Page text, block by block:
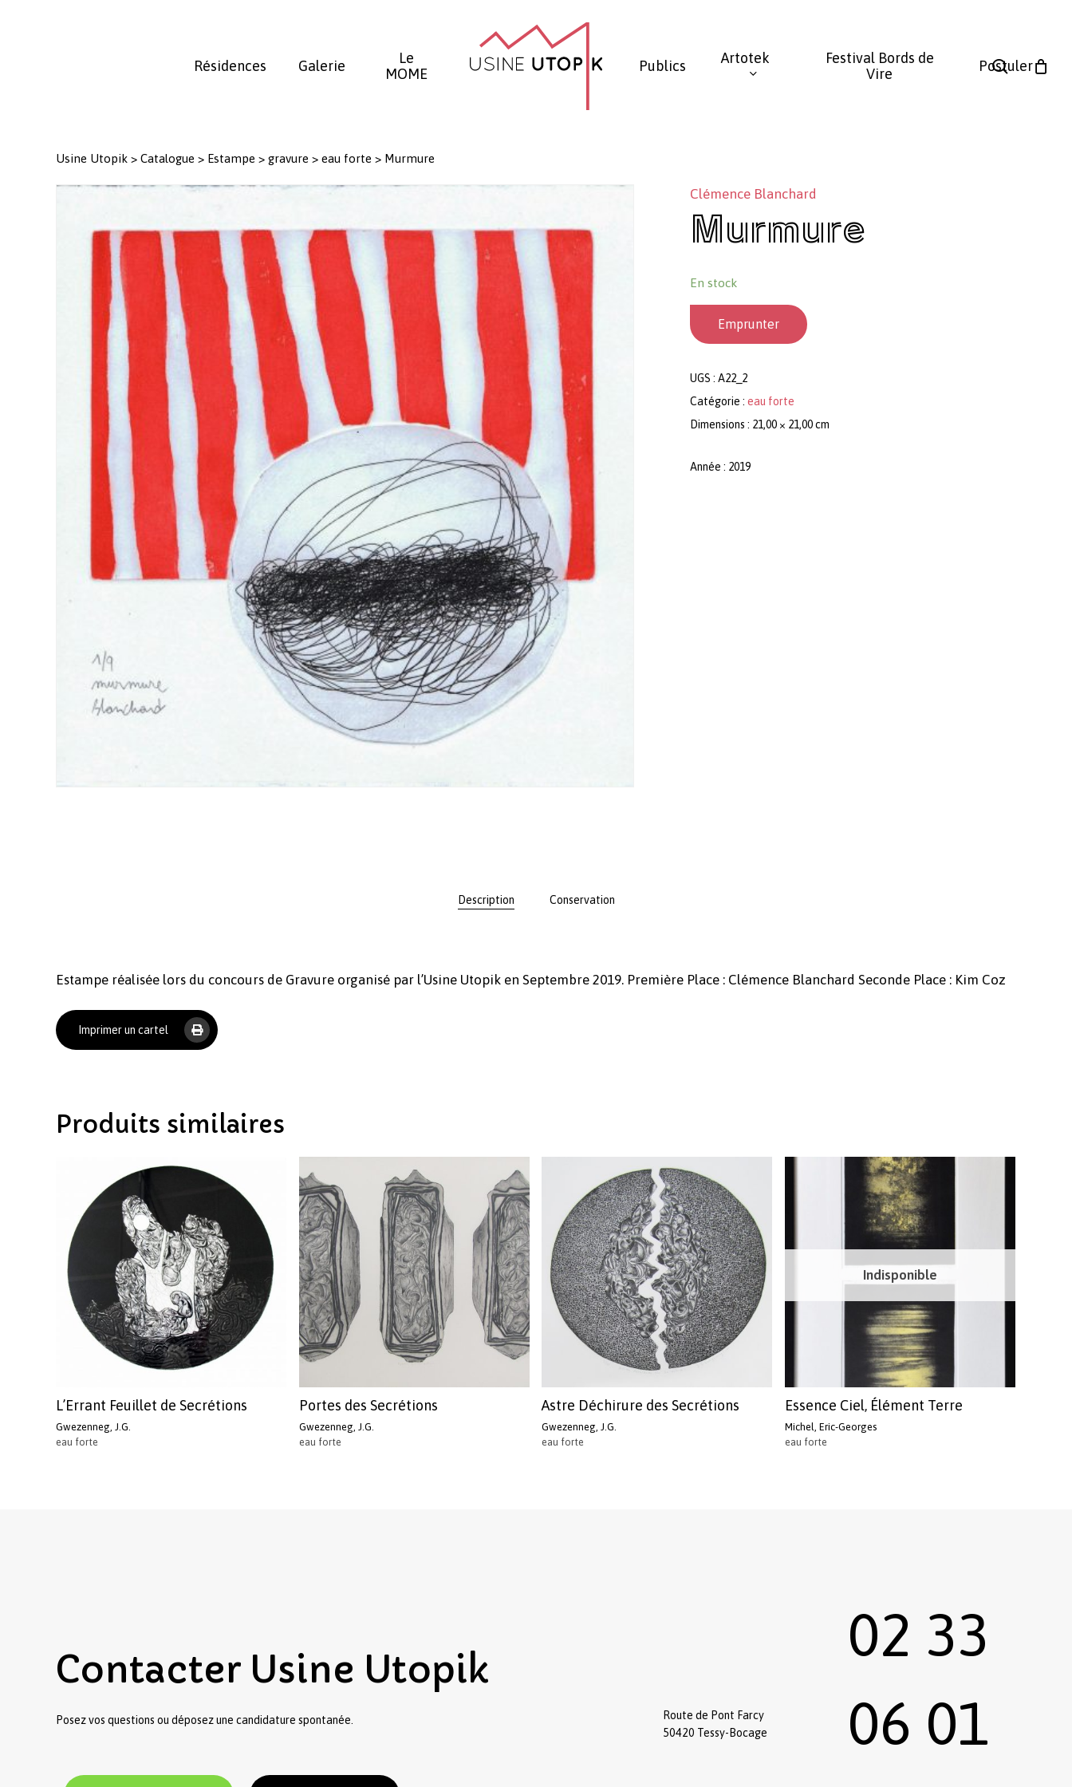
Résidences Galerie
Le
MOME
Publics Artotek
Festival Bords de
Vire
Postuler
search
panier
Revenir à l'Artotek
Usine Utopik > Catalogue > Estampe > gravure > eau forte > Murmure
Clémence Blanchard
Murmure
En stock
Emprunter
UGS : A22_2
Catégorie : eau forte
Dimensions : 21,00 × 21,00 cm
Année : 2019
Description Conservation
Estampe réalisée lors du concours de Gravure organisé par l’Usine Utopik en Septembre 2019. Première Place : Clémence Blanchard Seconde Place : Kim Coz
Imprimer un cartel
Produits similaires
L’Errant Feuillet de Secrétions
Gwezenneg, J.G.
eau forte
Portes des Secrétions
Gwezenneg, J.G.
eau forte
Astre Déchirure des Secrétions
Gwezenneg, J.G.
eau forte
Indisponible
Essence Ciel, Élément Terre
Michel, Eric-Georges
eau forte
Contacter Usine Utopik
Posez vos questions ou déposez une candidature spontanée.
Route de Pont Farcy
50420 Tessy-Bocage
02 33
06 01